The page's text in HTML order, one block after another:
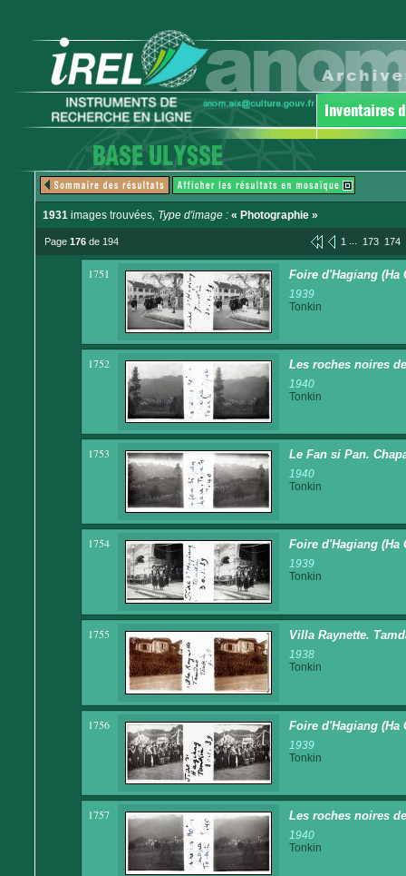
1931 images trouvées, Type d'image : « Photographie »
Page 176 de 194 1 ... 173 174
1751 Foire d'Hagiang (Ha
1939
Tonkin
1752 Les roches noires
1940
Tonkin
1753 Le Fan si Pan.
1940
Tonkin
1754 Foire d'Hagiang (Ha
1939
Tonkin
1755 Villa Raynette.
1938
Tonkin
1756 Foire d'Hagiang (Ha
1939
Tonkin
1757 Les roches noires
1940
Tonkin